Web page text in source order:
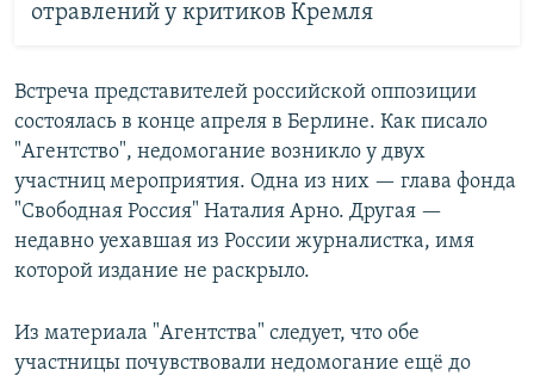
отравлений у критиков Кремля
Встреча представителей российской оппозиции
состоялась в конце апреля в Берлине. Как писало
"Агентство", недомогание возникло у двух
участниц мероприятия. Одна из них — глава фонда
"Свободная Россия" Наталия Арно. Другая —
недавно уехавшая из России журналистка, имя
которой издание не раскрыло.
Из материала "Агентства" следует, что обе
участницы почувствовали недомогание ещё до